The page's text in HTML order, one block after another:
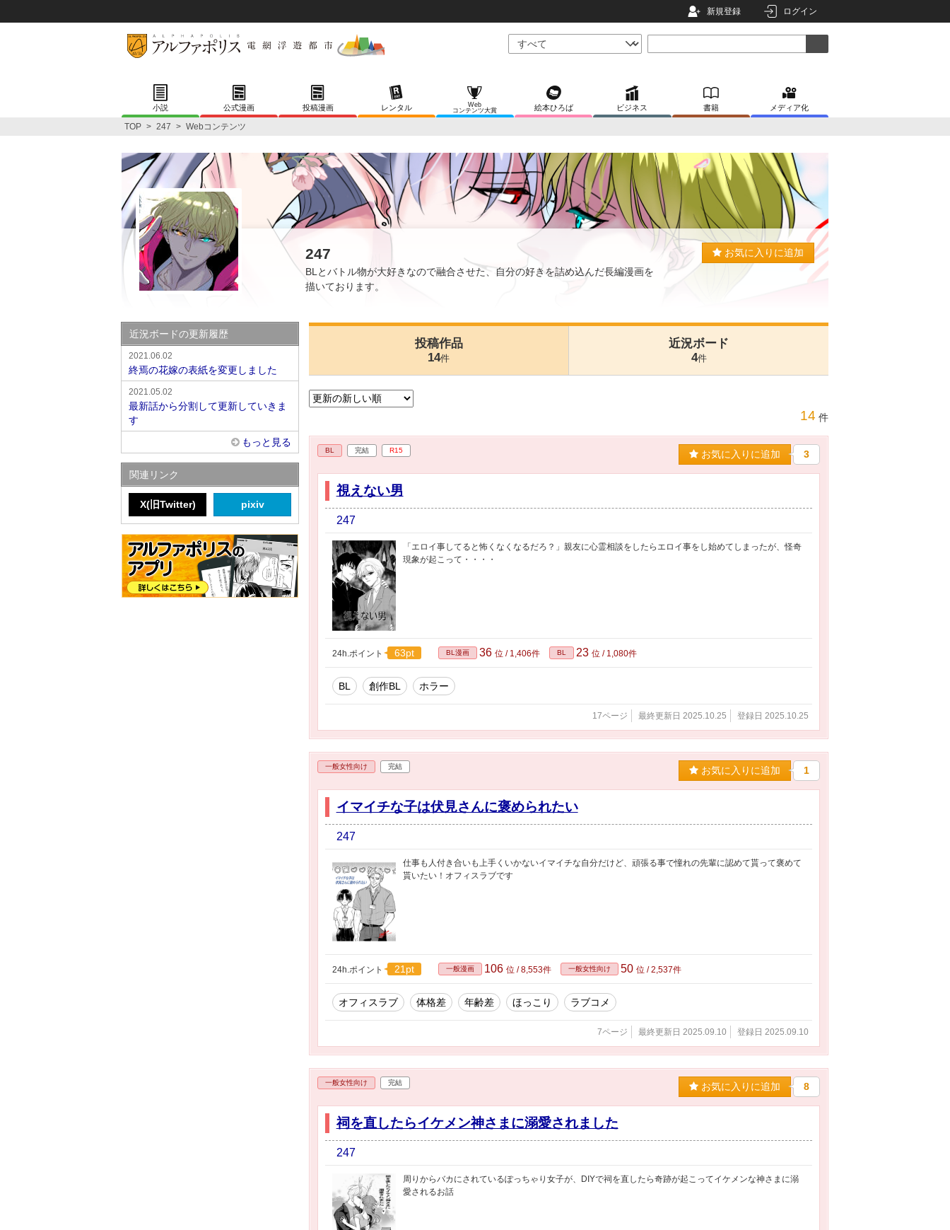
新規登録 ログイン
小説 公式漫画 投稿漫画 レンタル
Web
コンテンツ大賞
絵本ひろば ビジネス 書籍 メディア化
TOP > 247 > Webコンテンツ
247
BLとバトル物が大好きなので融合させた、自分の好きを詰め込んだ長編漫画を
描いております。
お気に入りに追加
投稿作品
14件
近況ボード
4件
14 件
BL 完結 R15 お気に入りに追加 3
視えない男
247
「エロイ事してると怖くなくなるだろ？」親友に心霊相談をしたらエロイ事をし始めてしまったが、怪奇
現象が起こって・・・・
24h.ポイント 63pt BL漫画 36 位 / 1,406件 BL 23 位 / 1,080件
BL 創作BL ホラー
17ページ 最終更新日 2025.10.25 登録日 2025.10.25
一般女性向け 完結 お気に入りに追加 1
イマイチな子は伏見さんに褒められたい
247
仕事も人付き合いも上手くいかないイマイチな自分だけど、頑張る事で憧れの先輩に認めて貰って褒めて
貰いたい！オフィスラブです
24h.ポイント 21pt 一般漫画 106 位 / 8,553件 一般女性向け 50 位 / 2,537件
オフィスラブ 体格差 年齢差 ほっこり ラブコメ
7ページ 最終更新日 2025.09.10 登録日 2025.09.10
一般女性向け 完結 お気に入りに追加 8
祠を直したらイケメン神さまに溺愛されました
247
周りからバカにされているぽっちゃり女子が、DIYで祠を直したら奇跡が起こってイケメンな神さまに溺
愛されるお話
近況ボードの更新履歴
2021.06.02
終焉の花嫁の表紙を変更しました
2021.05.02
最新話から分割して更新していきま
す
もっと見る
関連リンク
X(旧Twitter) pixiv